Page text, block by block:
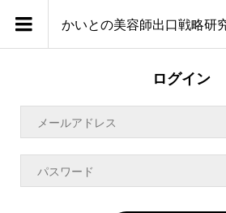
かいとの美容師出口戦略研
ログイン